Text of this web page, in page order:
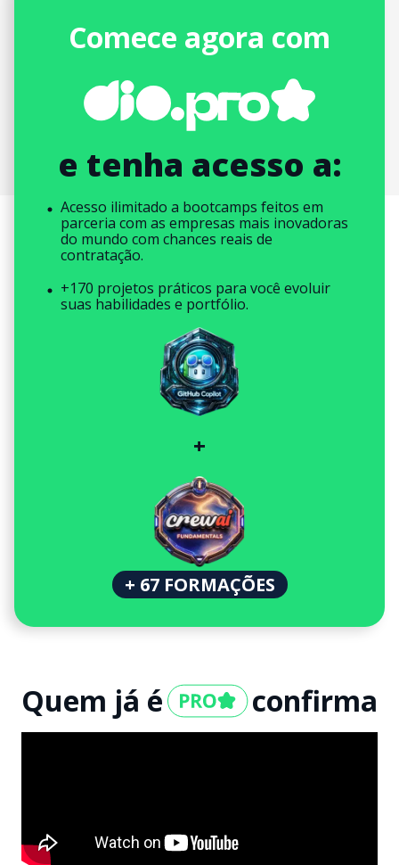
Comece agora com
e tenha acesso a:
Acesso ilimitado a bootcamps feitos em
parceria com as empresas mais inovadoras
do mundo com chances reais de
contratação.
+170 projetos práticos para você evoluir
suas habilidades e portfólio.
+
+ 67 FORMAÇÕES
Quem já é confirma